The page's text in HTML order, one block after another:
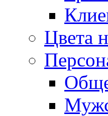
Цвета